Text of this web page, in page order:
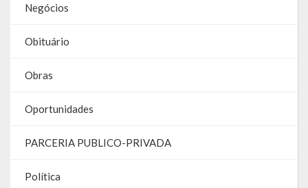
Editais de Licitações
LicitaCon Cidadão
Negócios
Obituário
Obras
Oportunidades
PARCERIA PUBLICO-PRIVADA
Política